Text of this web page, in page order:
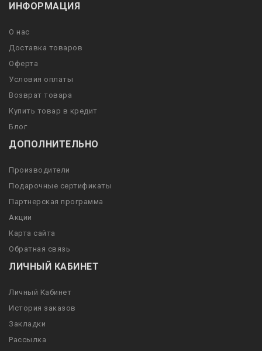
ИНФОРМАЦИЯ
О нас
Доставка товаров
Оферта
Условия оплаты
Возврат товара
Купить товар в кредит
Блог
ДОПОЛНИТЕЛЬНО
Производители
Подарочные сертификаты
Партнерская программа
Акции
Карта сайта
Обратная связь
ЛИЧНЫЙ КАБИНЕТ
Личный Кабинет
История заказов
Закладки
Рассылка